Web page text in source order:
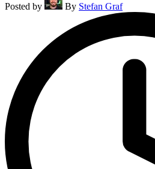
Posted by By Stefan Graf